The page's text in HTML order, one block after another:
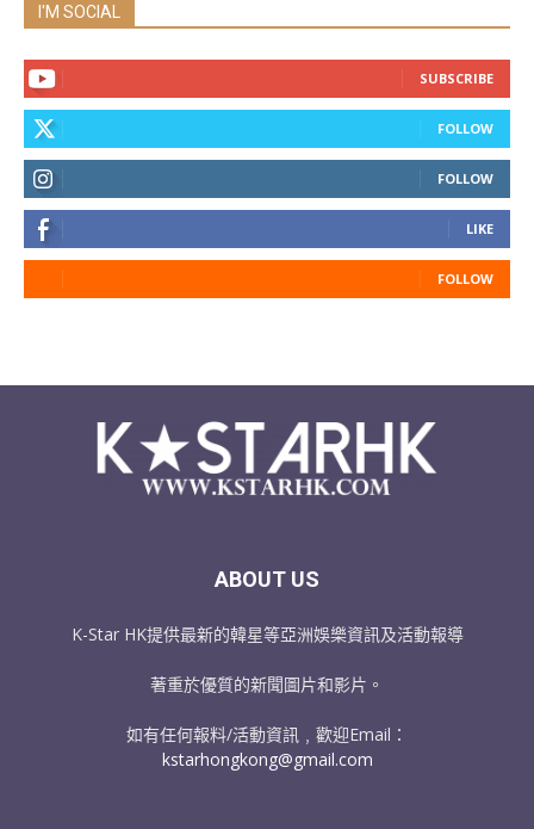
I'M SOCIAL
SUBSCRIBE
FOLLOW
FOLLOW
LIKE
FOLLOW
ABOUT US
K-Star HK提供最新的韓星等亞洲娛樂資訊及活動報導
著重於優質的新聞圖片和影片。
如有任何報料/活動資訊﹐歡迎Email：
kstarhongkong@gmail.com